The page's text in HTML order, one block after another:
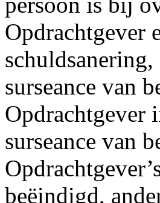
Opdrachtgever
surseance van
Opdrachtgever
surseance van
beëindigd,